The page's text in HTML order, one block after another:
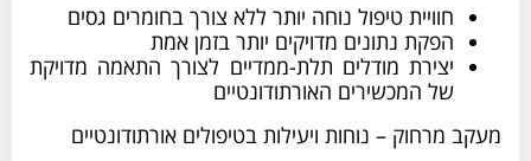
חוויית טיפול נוחה יותר ללא צורך בחומרים גסים
הפקת נתונים מדויקים יותר בזמן אמת
יצירת מודלים תלת-ממדיים לצורך התאמה מדויקת
של המכשירים האורתודונטיים
מעקב מרחוק – נוחות ויעילות בטיפולים אורתודונטיים